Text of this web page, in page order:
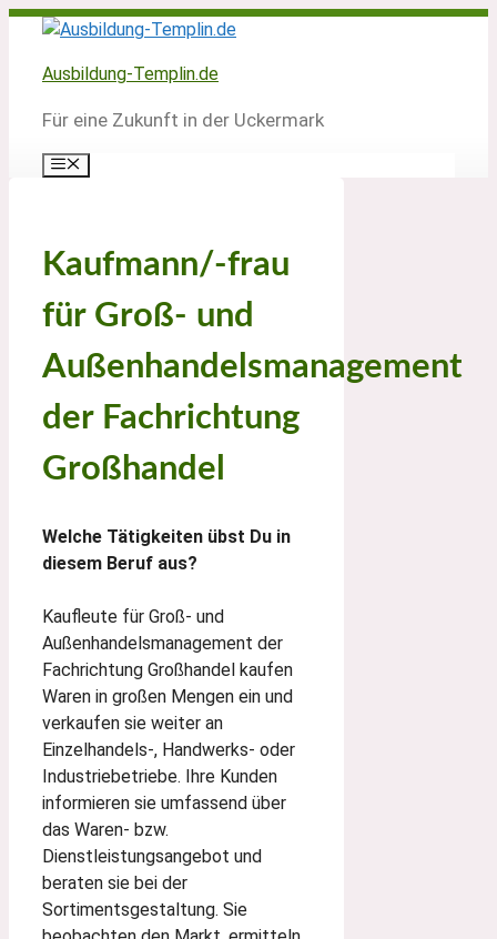
Zum
springen
Ausbildung-Templin.de
Für eine Zukunft in der Uckermark
Menü
Kaufmann/-frau
für Groß- und
Außenhandelsmanagement
der Fachrichtung
Großhandel
Welche Tätigkeiten übst Du in
diesem Beruf aus?
Kaufleute für Groß- und
Außenhandelsmanagement der
Fachrichtung Großhandel kaufen
Waren in großen Mengen ein und
verkaufen sie weiter an
Einzelhandels-, Handwerks- oder
Industriebetriebe. Ihre Kunden
informieren sie umfassend über
das Waren- bzw.
Dienstleistungsangebot und
beraten sie bei der
Sortimentsgestaltung. Sie